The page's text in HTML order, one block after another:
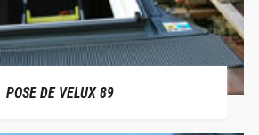
POSE DE VELUX 89